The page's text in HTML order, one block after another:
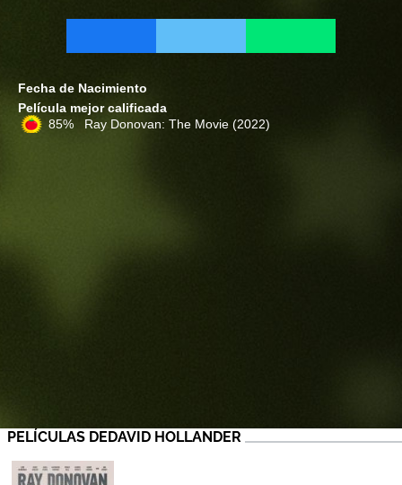
Fecha de Nacimiento
Película mejor calificada
85% Ray Donovan: The Movie (2022)
PELÍCULAS DEDAVID HOLLANDER